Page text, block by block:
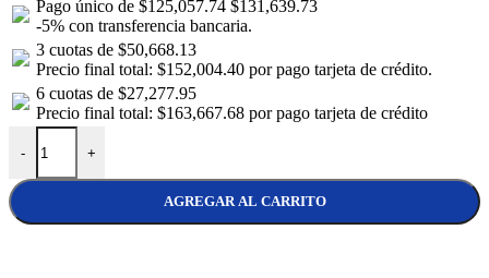
Pago único de $125,057.74 $131,639.73
-5% con transferencia bancaria.
3 cuotas de $50,668.13
Precio final total: $152,004.40 por pago tarjeta de crédito.
6 cuotas de $27,277.95
Precio final total: $163,667.68 por pago tarjeta de crédito
-
Kit Distribución SKF Aveo 1.6 16v cantidad
+
AGREGAR AL CARRITO